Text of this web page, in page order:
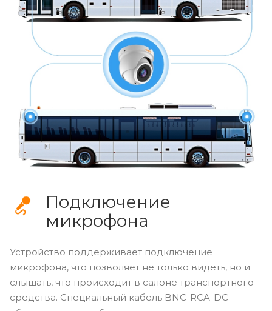
Подключение
микрофона
Устройство поддерживает подключение
микрофона, что позволяет не только видеть, но и
слышать, что происходит в салоне транспортного
средства. Специальный кабель BNC-RCA-DC